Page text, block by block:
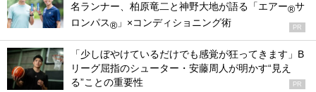
名ランナー、柏原竜二と神野大地が語る「エアー®サ
ロンパス® 」×コンディショニング術 PR
「少しぼやけているだけでも感覚が狂ってきます」B
リーグ屈指のシューター・安藤周人が明かす“見え
る”ことの重要性
PR